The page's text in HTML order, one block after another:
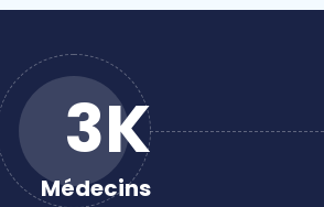
3K
Médecins